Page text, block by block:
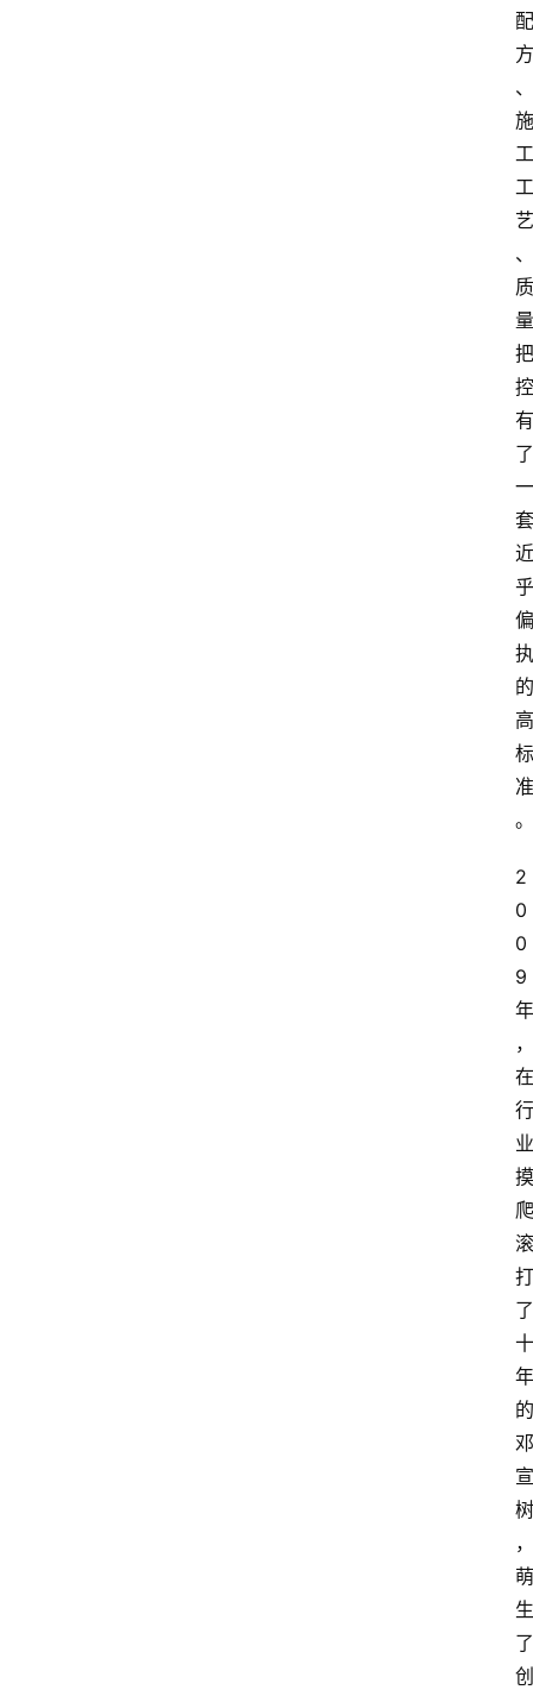
配
方
、
施
工
工
艺
、
质
量
把
控
有
了
一
套
近
乎
偏
执
的
高
标
准
。
2
0
0
9
年
，
在
行
业
摸
爬
滚
打
了
十
年
的
邓
宣
树
，
萌
生
了
创